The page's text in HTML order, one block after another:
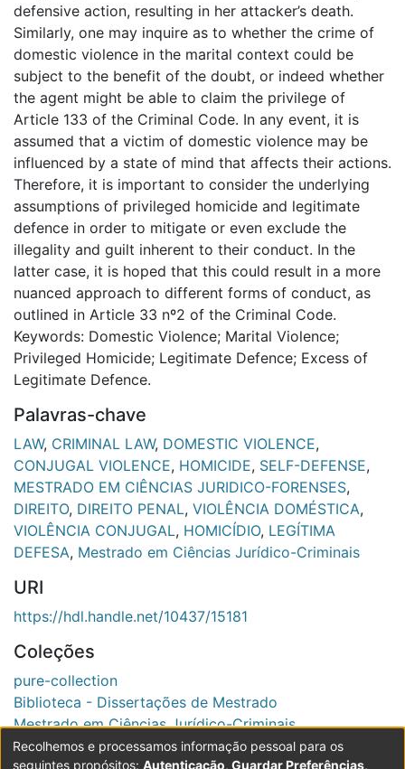
defensive action, resulting in her attacker’s death.
Similarly, one may inquire as to whether the crime of
domestic violence in the marital context could be
subject to the benefit of the doubt, or indeed whether
the agent might be able to claim the privilege of
Article 133 of the Criminal Code. In any event, it is
assumed that a victim of domestic violence may be
influenced by a state of mind that affects their actions.
Therefore, it is important to consider the underlying
assumptions of privileged homicide and legitimate
defence in order to mitigate or even exclude the
illegality and guilt inherent to their conduct. In the
latter case, it is hoped that this could result in a more
nuanced approach to different forms of conduct, as
outlined in Article 33 nº2 of the Criminal Code.
Keywords: Domestic Violence; Marital Violence;
Privileged Homicide; Legitimate Defence; Excess of
Legitimate Defence.
Palavras-chave
LAW, CRIMINAL LAW, DOMESTIC VIOLENCE,
CONJUGAL VIOLENCE, HOMICIDE, SELF-DEFENSE,
MESTRADO EM CIÊNCIAS JURIDICO-FORENSES,
DIREITO, DIREITO PENAL, VIOLÊNCIA DOMÉSTICA,
VIOLÊNCIA CONJUGAL, HOMICÍDIO, LEGÍTIMA
DEFESA, Mestrado em Ciências Jurídico-Criminais
URI
https://hdl.handle.net/10437/15181
Coleções
pure-collection
Biblioteca - Dissertações de Mestrado
Mestrado em Ciências Jurídico-Criminais
Ver registo completo
Recolhemos e processamos informação pessoal para os
seguintes propósitos: Autenticação, Guardar Preferências,